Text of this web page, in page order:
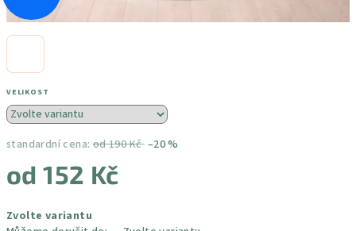
VELIKOST
standardní cena: od 190 Kč –20 %
od152 Kč
cena:
Zvolte variantu